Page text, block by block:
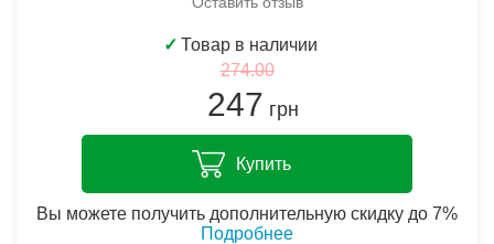
✓ Товар в наличии
274.00
247 грн
Купить
Вы можете получить дополнительную скидку до 7%
Подробнее